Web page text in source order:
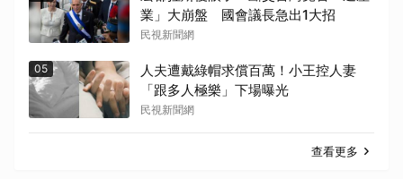
業」大崩盤 國會議長急出1大招
民視新聞網
05
人夫遭戴綠帽求償百萬！小王控人妻
「跟多人極樂」下場曝光
民視新聞網
查看更多